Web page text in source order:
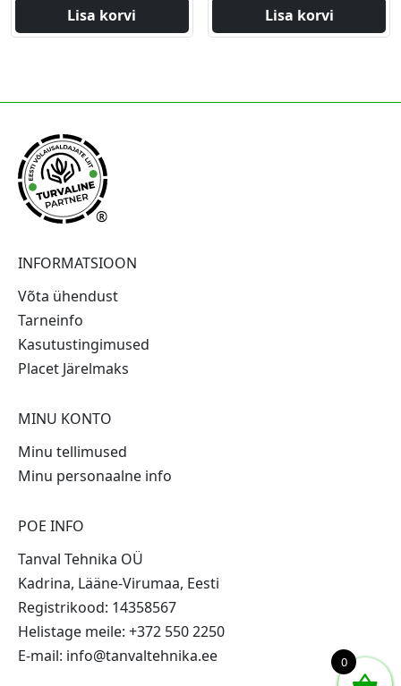
Lisa korvi Lisa korvi
®
INFORMATSIOON
Võta ühendust
Tarneinfo
Kasutustingimused
Placet Järelmaks
MINU KONTO
Minu tellimused
Minu personaalne info
POE INFO
Tanval Tehnika OÜ
Kadrina, Lääne-Virumaa, Eesti
Registrikood: 14358567
Helistage meile: +372 550 2250
E-mail: info@tanvaltehnika.ee
0